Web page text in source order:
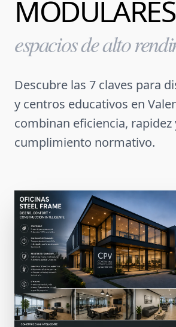
espacios de alto
Descubre las 7 claves para
y centros educativos en
combinan eficiencia, rapidez
cumplimiento normativo.